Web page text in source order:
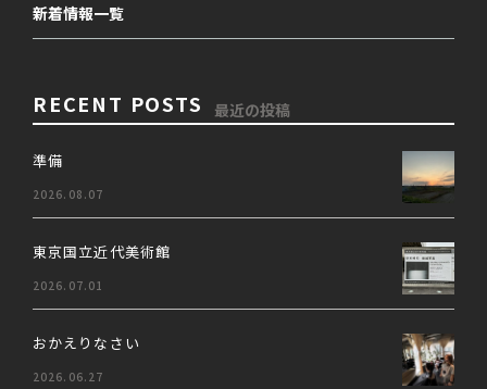
新着情報一覧
RECENT POSTS 最近の投稿
準備
2026.08.07
東京国立近代美術館
2026.07.01
おかえりなさい
2026.06.27